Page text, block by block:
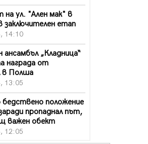
ул. "Ален мак" в
заключителен етап
14:10
ансамбъл „Кладница“
награда от
в Полша
13:05
положение
пропаднал път,
важен обект
12:05